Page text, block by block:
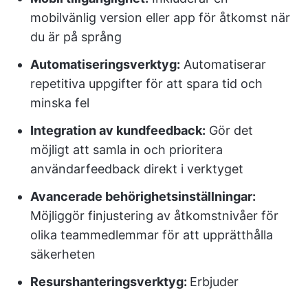
mobilvänlig version eller app för åtkomst när
du är på språng
Automatiseringsverktyg: Automatiserar
repetitiva uppgifter för att spara tid och
minska fel
Integration av kundfeedback: Gör det
möjligt att samla in och prioritera
användarfeedback direkt i verktyget
Avancerade behörighetsinställningar:
Möjliggör finjustering av åtkomstnivåer för
olika teammedlemmar för att upprätthålla
säkerheten
Resurshanteringsverktyg: Erbjuder